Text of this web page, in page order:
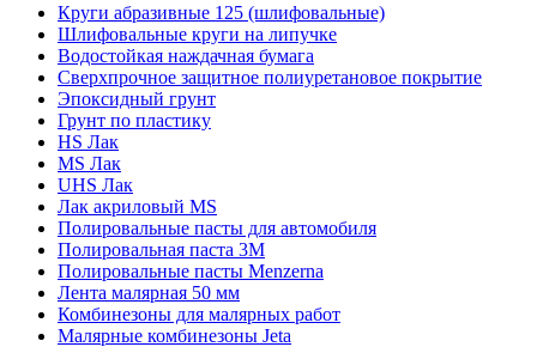
Круги абразивные 125 (шлифовальные)
Шлифовальные круги на липучке
Водостойкая наждачная бумага
Сверхпрочное защитное полиуретановое покрытие
Эпоксидный грунт
Грунт по пластику
HS Лак
MS Лак
UHS Лак
Лак акриловый MS
Полировальные пасты для автомобиля
Полировальная паста 3М
Полировальные пасты Menzerna
Лента малярная 50 мм
Комбинезоны для малярных работ
Малярные комбинезоны Jeta